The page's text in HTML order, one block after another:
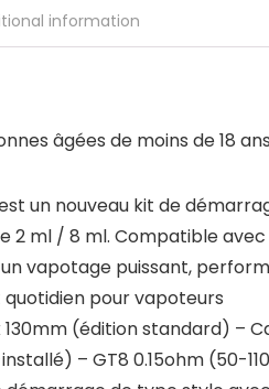
information
âgées de moins de 18
est un nouveau kit de
2 ml / 8 ml. Compatible
un vapotage puissant,
pour vapoteurs
130mm (édition standard) –
– GT8 0.15ohm (50-